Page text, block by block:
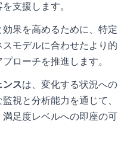
支援します。
果を高めるために、特定
モデルに合わせたより的
ローチを推進します。
ンスは、変化する状況への
視と分析能力を通じて、
足度レベルへの即座の可